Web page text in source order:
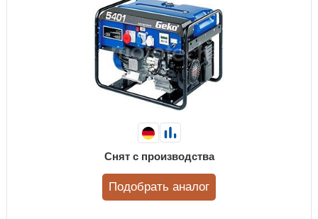
Снят с производства
Подобрать аналог